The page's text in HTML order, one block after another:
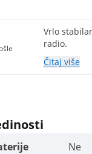
Vrlo
radio.
Čitaj više
Ne